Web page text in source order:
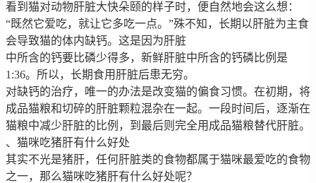
看到猫对动物肝脏大快朵颐的样子时，便自然地会这么想：
“既然它爱吃，就让它多吃一点。”殊不知，长期以肝脏为主食
会导致猫的体内缺钙。这是因为肝脏
中所含的钙要比磷少得多，新鲜肝脏中所含的钙磷比例是
1:36。所以，长期食用肝脏后患无穷。
对缺钙的治疗，唯一的办法是改变猫的偏食习惯。在初期，将
成品猫粮和切碎的肝脏颗粒混杂在一起。一段时间后，逐渐在
猫粮中减少肝脏的比例，到最后则完全用成品猫粮替代肝脏。
、猫咪吃猪肝有什么好处
其实不光是猪肝，任何肝脏类的食物都属于猫咪最爱吃的食物
之一，那么猫咪吃猪肝有什么好处呢？